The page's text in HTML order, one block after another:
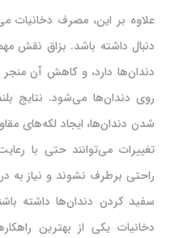
علاوه بر این، مصرف دخانیات
دنبال داشته باشد. بزاق نقش
دندان‌ها دارد، و کاهش آن
روی دندان‌ها می‌شود. نتایج
شدن دندان‌ها، ایجاد لکه‌های
تغییرات می‌توانند حتی با
راحتی برطرف نشوند و نیاز به
سفید کردن دندان‌ها داشته
دخانیات یکی از بهترین